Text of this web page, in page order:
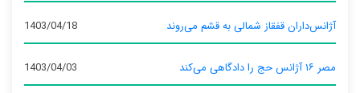
آژانس‌داران قفقاز شمالی به قشم می‌روند 1403/04/18
مصر ۱۶ آژانس حج را دادگاهی می‌کند 1403/04/03